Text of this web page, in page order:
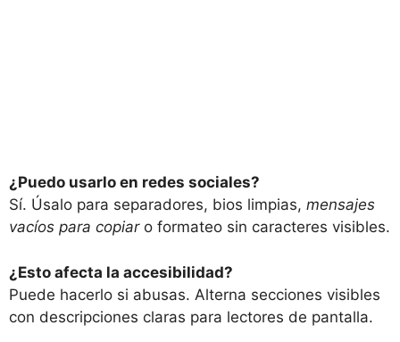
¿Puedo usarlo en redes sociales?
Sí. Úsalo para separadores, bios limpias, mensajes
vacíos para copiaro formateo sin caracteres visibles.
¿Esto afecta la accesibilidad?
Puede hacerlo si abusas. Alterna secciones visibles
con descripciones claras para lectores de pantalla.